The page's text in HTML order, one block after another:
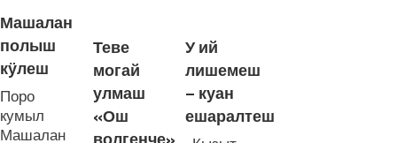
Машалан
полыш
кӱлеш
Поро
кумыл
Машалан
Теве
могай
улмаш
«Ош
У ий
лишемеш
– куан
ешаралтеш